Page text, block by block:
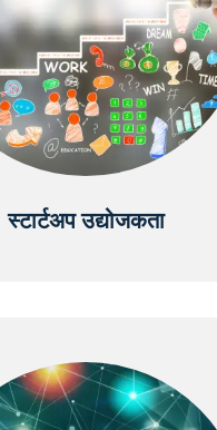
स्टार्टअप उद्योजकता